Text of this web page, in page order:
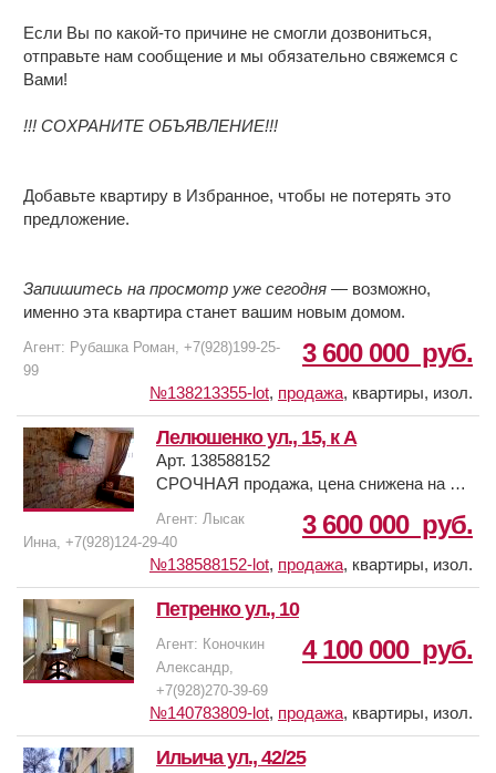
Если Вы по какой-то причине не смогли дозвониться,
отправьте нам сообщение и мы обязательно свяжемся с
Вами!
!!! СОХРАНИТЕ ОБЪЯВЛЕНИЕ!!!
Добавьте квартиру в Избранное, чтобы не потерять это
предложение.
Запишитесь на просмотр уже сегодня — возможно,
именно эта квартира станет вашим новым домом.
3 600 000 руб.
Агент: Рубашка Роман, +7(928)199-25-
99
№138213355-lot, продажа, квартиры, изол.
Лелюшенко ул., 15, к А
Арт. 138588152
СРОЧНАЯ продажа, цена снижена на 3
Продается 1 комнатная квартира на
Темернике напротив Восточного рынка.
10 Этажный кирпичный дом на 10 этаже,
есть тех. этаж.
Площадь квартиры -36 кв. метров.
Есть балкон 7 кв. м. застеклен м/пл.
Большая прихожая -6,5 м, сан/узел
совместный - 6 кв. м.
В квартире имеется отдельная
3 600 000 руб.
Агент: Лысак
Инна, +7(928)124-29-40
№138588152-lot, продажа, квартиры, изол.
Петренко ул., 10
4 100 000 руб.
Агент: Коночкин
Александр,
+7(928)270-39-69
№140783809-lot, продажа, квартиры, изол.
Ильича ул., 42/25